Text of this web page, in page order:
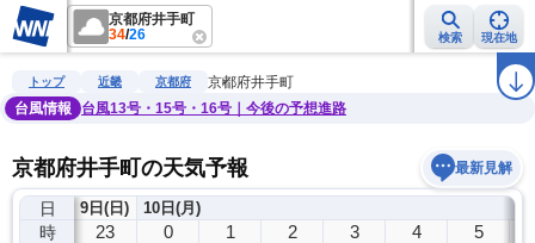
京都府井手町
34/26 検索 現在地
雨雲レーダー 台風情報 地震情報 ラ
トップ 近畿 京都府
京都府井手町
台風情報
台風13号・15号・16号｜今後の予想進路
京都府井手町の天気予報 最新見解
日
時
9日(日)
22 23
10日(月)
0 1 2 3 4 5